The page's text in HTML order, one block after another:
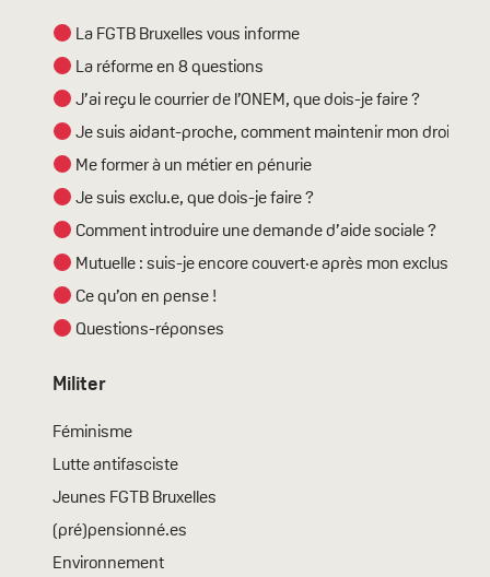
La FGTB Bruxelles vous informe
La réforme en 8 questions
J’ai reçu le courrier de l’ONEM, que dois-je faire ?
Je suis aidant-proche, comment maintenir mon droit ?
Me former à un métier en pénurie
Je suis exclu.e, que dois-je faire ?
Comment introduire une demande d’aide sociale ?
Mutuelle : suis-je encore couvert·e après mon exclusion ?
Ce qu’on en pense !
Questions-réponses
Militer
Féminisme
Lutte antifasciste
Jeunes FGTB Bruxelles
(pré)pensionné.es
Environnement